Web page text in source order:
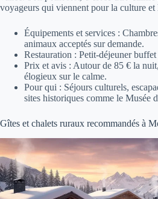
voyageurs qui viennent pour la culture et
Équipements et services :
animaux acceptés sur demande.
Restauration : Petit-déjeuner
Prix et avis : Autour de 85 € la
élogieux sur le calme.
Pour qui : Séjours culturels,
sites historiques comme le Musée
Gîtes et chalets ruraux recommandés à